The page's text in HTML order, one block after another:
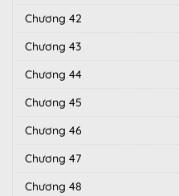
Chương 42
Chương 43
Chương 44
Chương 45
Chương 46
Chương 47
Chương 48